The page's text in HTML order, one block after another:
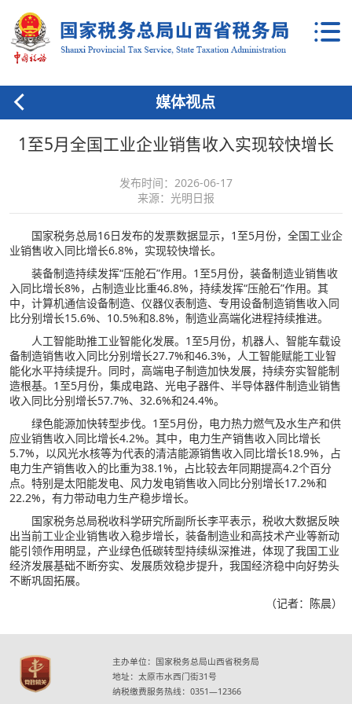
媒体视点
1至5月全国工业企业销售收入实现较快增长
发布时间：2026-06-17
来源：光明日报
国家税务总局16日发布的发票数据显示，1至5月份，全国工业企
业销售收入同比增长6.8%，实现较快增长。
装备制造持续发挥“压舱石”作用。1至5月份，装备制造业销售收
入同比增长8%，占制造业比重46.8%，持续发挥“压舱石”作用。其
中，计算机通信设备制造、仪器仪表制造、专用设备制造销售收入同
比分别增长15.6%、10.5%和8.8%，制造业高端化进程持续推进。
人工智能助推工业智能化发展。1至5月份，机器人、智能车载设
备制造销售收入同比分别增长27.7%和46.3%，人工智能赋能工业智
能化水平持续提升。同时，高端电子制造加快发展，持续夯实智能制
造根基。1至5月份，集成电路、光电子器件、半导体器件制造业销售
收入同比分别增长57.7%、32.6%和24.4%。
绿色能源加快转型步伐。1至5月份，电力热力燃气及水生产和供
应业销售收入同比增长4.2%。其中，电力生产销售收入同比增长
5.7%，以风光水核等为代表的清洁能源销售收入同比增长18.9%，占
电力生产销售收入的比重为38.1%，占比较去年同期提高4.2个百分
点。特别是太阳能发电、风力发电销售收入同比分别增长17.2%和
22.2%，有力带动电力生产稳步增长。
国家税务总局税收科学研究所副所长李平表示，税收大数据反映
出当前工业企业销售收入稳步增长，装备制造业和高技术产业等新动
能引领作用明显，产业绿色低碳转型持续纵深推进，体现了我国工业
经济发展基础不断夯实、发展质效稳步提升，我国经济稳中向好势头
不断巩固拓展。
（记者：陈晨）
主办单位：国家税务总局山西省税务局
地址：太原市水西门街31号
纳税缴费服务热线：0351—12366